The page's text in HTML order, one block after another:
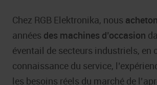
Chez RGB Elektronika, nous
années des machines d’occasion
éventail de secteurs industriels, en
connaissance du service,
les besoins réels du marché de